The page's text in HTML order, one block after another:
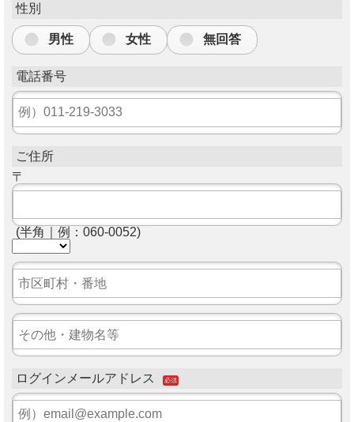
性別
男性 女性 無回答
電話番号
ご住所
〒
(半角｜例：060-0052)
ログインメールアドレス 必須